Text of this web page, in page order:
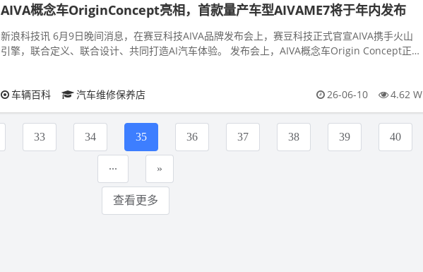
AIVA概念车OriginConcept亮相，首款量产车型AIVAME7将于年内发布
新浪科技讯 6月9日晚间消息，在赛豆科技AIVA品牌发布会上，赛豆科技正式官宣AIVA携手火山
引擎，联合定义、联合设计、共同打造AI汽车体验。 发布会上，AIVA概念车Origin Concept正式
车辆百科 汽车维修保养店 26-06-10 4.62 W
33 34 35 36 37 38 39 40
... »
查看更多